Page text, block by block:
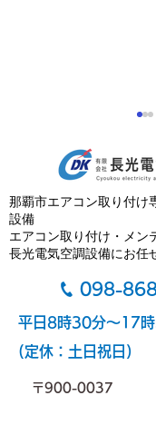
いつも長光電気
利用いただき、
うございます。
年）の旧盆期間
28日（金） の
とさせていただ
ろしくお願いい
那覇市エアコン取り付け
設備
エアコン取り付け・メン
長光電気空調設備にお任
098-
平日8時30分～17
(定休：土日祝日)
〒900-0037